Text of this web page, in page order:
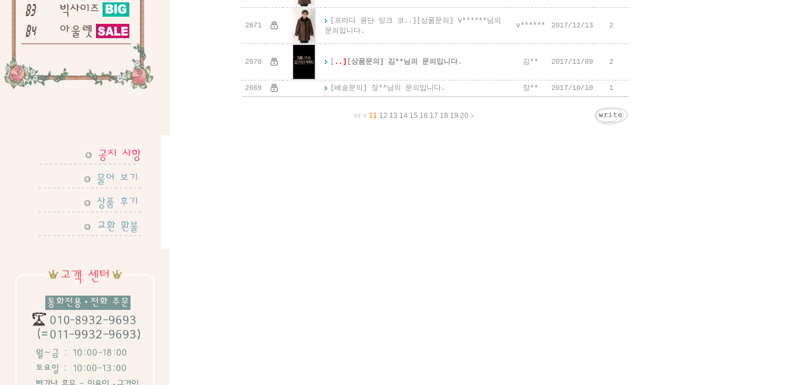
2671
[프라다 원단 밍크 코..]
[상품문의] v******님의
문의입니다.
v****** 2017/12/13 2
2670 ..] [상품문의] 김**님의 문의입니다. 김** 2017/11/09 2
2669 [배송문의] 장**님의 문의입니다. 장** 2017/10/10 1
11 12 13 14 15 16 17 18 19 20